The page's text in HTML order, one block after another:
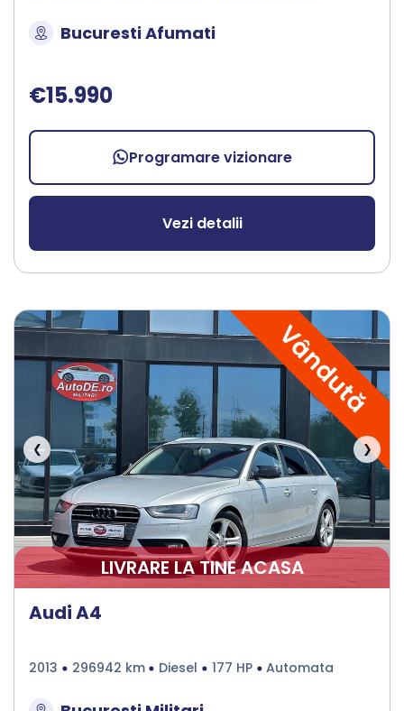
Bucuresti Afumati
€15.990
Programare vizionare
Vezi detalii
Vândută
❮ ❯
LIVRARE LA TINE ACASA
Audi A4
2013 296942 km Diesel 177 HP Automata